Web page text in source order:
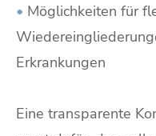
• Möglichkeiten für
Erkrankungen
Eine transparente